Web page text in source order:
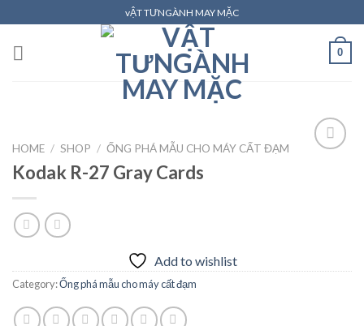
to
content
vẬT TƯNGÀNH MAY MẶC
0
HOME / SHOP / ỐNG PHÁ MẪU CHO MÁY CẤT ĐẠM
Kodak R-27 Gray Cards
Add to wishlist
Category:Ống phá mẫu cho máy cất đạm